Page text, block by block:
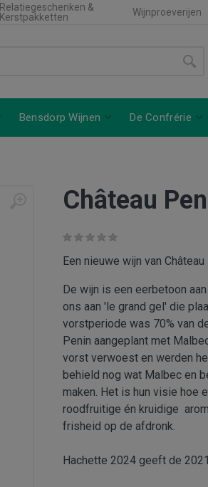
Relatiegeschenken &
Kerstpakketten
Wijnproeverijen
Bensdorp Wijnen De Confrérie
Château
Een nieuwe wijn van
De wijn is een eerbetoon
ons aan 'le grand gel' die
vorstperiode was 70% van
Penin aangeplant met
vorst verwoest en werden
behield nog wat Malbec en
maken. Het is hun visie hoe
roodfruitige én kruidige
frisheid op de afdronk.
Hachette 2024 geeft de